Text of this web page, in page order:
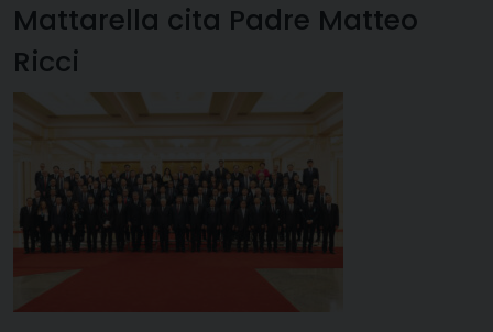
Mattarella cita Padre Matteo
Ricci